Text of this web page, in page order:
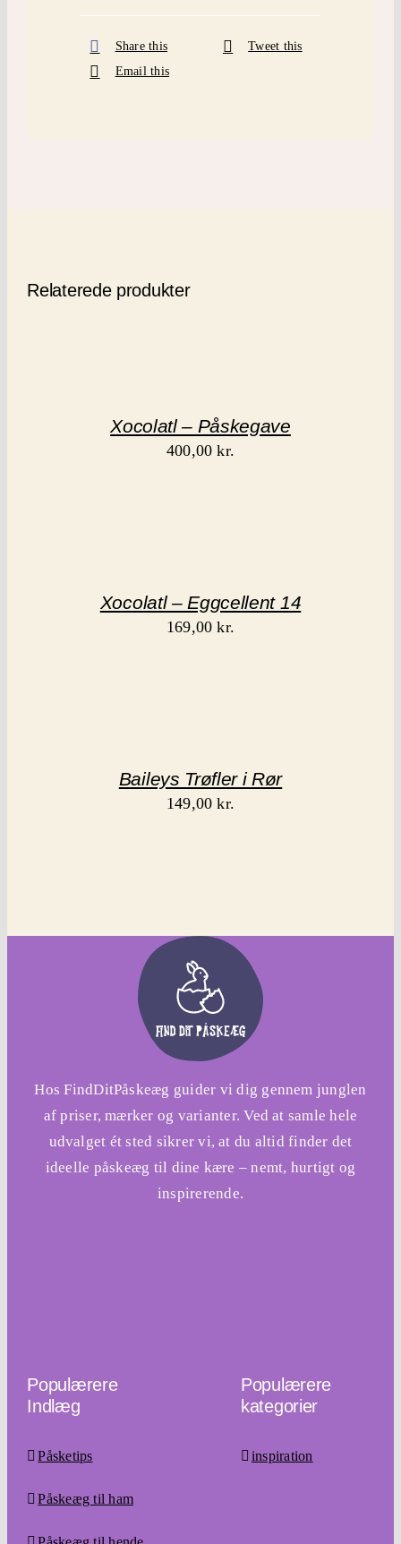
Share this
Tweet this
Email this
Relaterede produkter
Xocolatl – Påskegave
400,00kr.
Xocolatl – Eggcellent 14
169,00kr.
Baileys Trøfler i Rør
149,00kr.
Hos FindDitPåskeæg guider vi dig gennem junglen
af priser, mærker og varianter. Ved at samle hele
udvalget ét sted sikrer vi, at du altid finder det
ideelle påskeæg til dine kære – nemt, hurtigt og
inspirerende.
Populærere
Indlæg
Påsketips
Påskeæg til ham
Populærere
kategorier
inspiration